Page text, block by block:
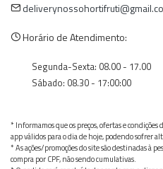
Horário de Atendimento:
Segunda-Sexta: 08.00 - 17.00
Sábado: 08.30 - 17:00:00
* Informamos que os preços, ofertas e
app válidos para o dia de hoje, podendo sofrer
* As ações/promoções do site são destinadas à
compra por CPF, não sendo cumulativas.